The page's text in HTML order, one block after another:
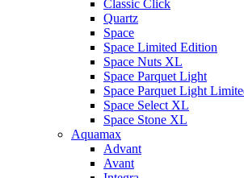
Classic Click
Quartz
Space
Space Limited Edition
Space Nuts XL
Space Parquet Light
Space Parquet Light
Space Select XL
Space Stone XL
Aquamax
Advant
Avant